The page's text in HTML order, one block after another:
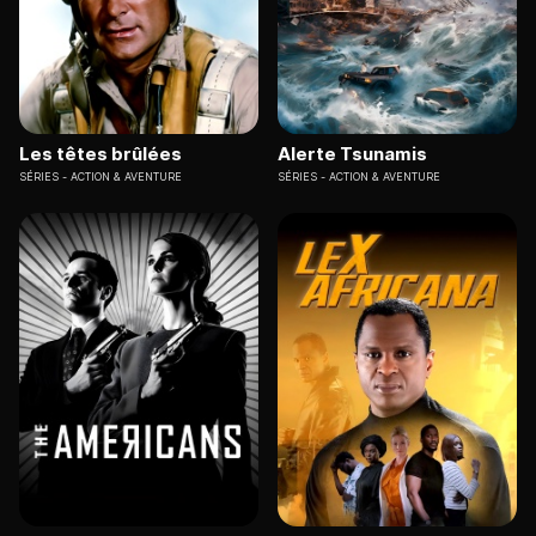
Les têtes brûlées
SÉRIES ACTION & AVENTURE
Alerte Tsunamis
SÉRIES ACTION & AVENTURE